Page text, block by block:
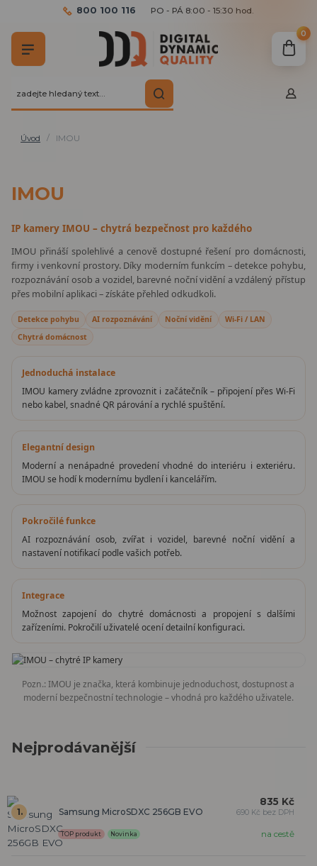
800 100 116 PO - PÁ 8:00 - 15:30 hod.
0
Úvod IMOU
IMOU
IP kamery IMOU – chytrá bezpečnost pro každého
IMOU přináší spolehlivé a cenově dostupné řešení pro domácnosti,
firmy i venkovní prostory. Díky moderním funkcím – detekce pohybu,
rozpoznávání osob a vozidel, barevné noční vidění a vzdálený přístup
přes mobilní aplikaci – získáte přehled odkudkoli.
Detekce pohybu AI rozpoznávání Noční vidění
Wi-Fi / LAN
Chytrá domácnost
Jednoduchá instalace
IMOU kamery zvládne zprovoznit i začátečník – připojení přes Wi-Fi
nebo kabel, snadné QR párování a rychlé spuštění.
Elegantní design
Moderní a nenápadné provedení vhodné do interiéru i exteriéru.
IMOU se hodí k modernímu bydlení i kancelářím.
Pokročilé funkce
AI rozpoznávání osob, zvířat i vozidel, barevné noční vidění a
nastavení notifikací podle vašich potřeb.
Integrace
Možnost zapojení do chytré domácnosti a propojení s dalšími
zařízeními. Pokročilí uživatelé ocení detailní konfiguraci.
Pozn.: IMOU je značka, která kombinuje jednoduchost, dostupnost a
moderní bezpečnostní technologie – vhodná pro každého uživatele.
Nejprodávanější
1. Samsung MicroSDXC 256GB EVO
na cestě
TOP produkt Novinka
835 Kč
690 Kč bez DPH